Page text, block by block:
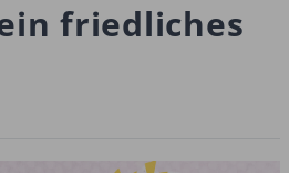
friedliches